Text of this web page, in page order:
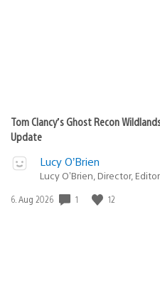
Tom Clancy’s Ghost Recon
Update
Lucy O’Brien
Lucy O’Brien, Director,
Veröffentlichungsdatum:
6. Aug 2026 1 12